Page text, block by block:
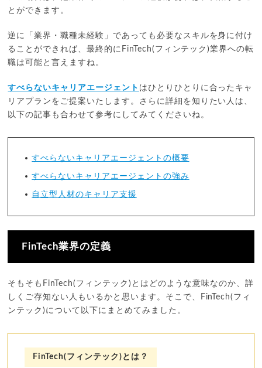
とができます。
逆に「業界・職種未経験」であっても必要なスキルを身に付け
ることができれば、最終的にFinTech(フィンテック)業界への転
職は可能と言えますね。
すべらないキャリアエージェント はひとりひとりに合ったキャ
リアプランをご提案いたします。さらに詳細を知りたい人は、
以下の記事も合わせて参考にしてみてくださいね。
すべらないキャリアエージェントの概要
すべらないキャリアエージェントの強み
自立型人材のキャリア支援
FinTech業界の定義
そもそもFinTech(フィンテック)とはどのような意味なのか、詳
しくご存知ない人もいるかと思います。そこで、FinTech(フィ
ンテック)について以下にまとめてみました。
FinTech(フィンテック)とは？